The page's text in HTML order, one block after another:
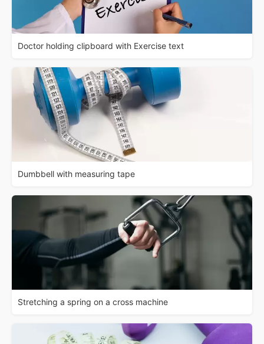
Doctor holding clipboard with Exercise text
Dumbbell with measuring tape
Stretching a spring on a cross machine